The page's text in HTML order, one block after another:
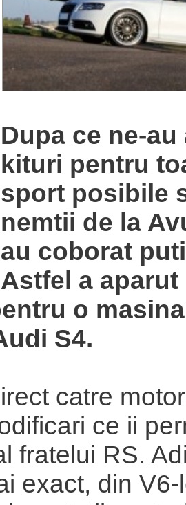
Dupa ce ne-
kituri pentru
sport posibile
nemtii de la
au coborat
Astfel a
o
S4.
catre
ce ii
fratelui RS.
exact, din